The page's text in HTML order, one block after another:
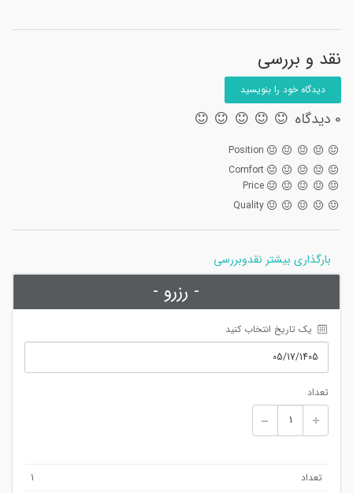
نقد و بررسی
دیدگاه خود را بنویسید
0 دیدگاه
Position
Comfort
Price
Quality
بارگذاری بیشتر نقدوبررسی
- رزرو -
یک تاریخ انتخاب کنید
تعداد
تعداد
1